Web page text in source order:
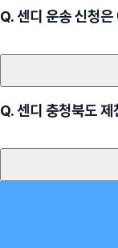
Q.센디 운송 신청
Q.센디 충청북도